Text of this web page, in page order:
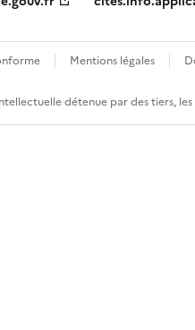
Mentions légales
détenue par des tiers,